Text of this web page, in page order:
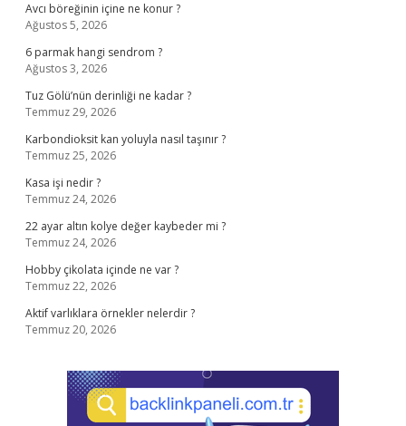
Avcı böreğinin içine ne konur ?
Ağustos 5, 2026
6 parmak hangi sendrom ?
Ağustos 3, 2026
Tuz Gölü’nün derinliği ne kadar ?
Temmuz 29, 2026
Karbondioksit kan yoluyla nasıl taşınır ?
Temmuz 25, 2026
Kasa işi nedir ?
Temmuz 24, 2026
22 ayar altın kolye değer kaybeder mi ?
Temmuz 24, 2026
Hobby çikolata içinde ne var ?
Temmuz 22, 2026
Aktif varlıklara örnekler nelerdir ?
Temmuz 20, 2026